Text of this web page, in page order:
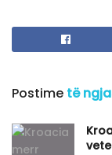
Postime të